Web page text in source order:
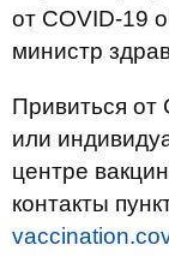
от COVID-19
министр
Привиться от
или
центре
контакты